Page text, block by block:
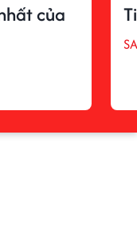
của